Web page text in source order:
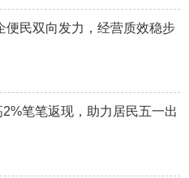
便民双向发力，经营质效稳步
笔笔返现，助力居民五一出